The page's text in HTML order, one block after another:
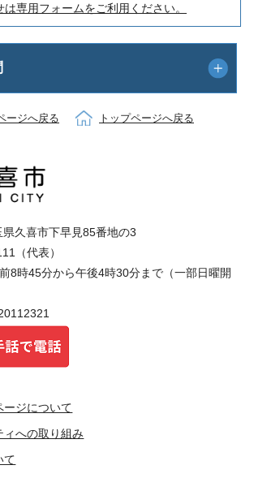
は専用フォームをご利用ください。
ージへ戻る トップページへ戻る
久喜市下早見85番地の3
（代表）
8時45分から午後4時30分まで（一部日曜開
ージについて
ィへの取り組み
て